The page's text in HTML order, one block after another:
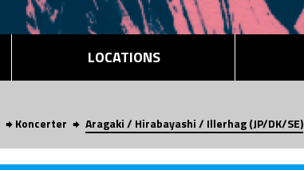
LOCATIONS
Koncerter Aragaki / Hirabayashi / Illerhag (JP/DK/SE)